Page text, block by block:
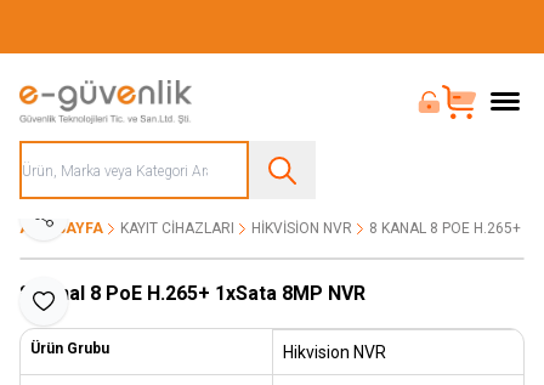
Bayi Girişi
Sepet
ANA SAYFA KAYIT CIHAZLARI HIKVISION NVR 8 KANAL 8 POE H.265+
Favoriye Ekle
Paylaş
8 Kanal 8 PoE H.265+ 1xSata 8MP NVR
Ürün Grubu Hikvision NVR